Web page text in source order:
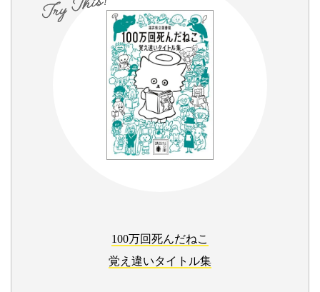
100万回死んだねこ
覚え違いタイトル集